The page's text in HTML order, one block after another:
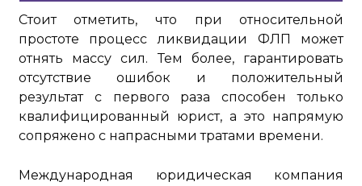
Стоит отметить, что при относительной
простоте процесс ликвидации ФЛП может
отнять массу сил. Тем более, гарантировать
отсутствие ошибок и положительный
результат с первого раза способен только
квалифицированный юрист, а это напрямую
сопряжено с напрасными тратами времени.
Международная юридическая компания